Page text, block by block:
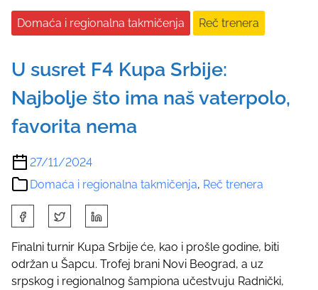
Domaća i regionalna takmičenja Reč trenera
U susret F4 Kupa Srbije:
Najbolje što ima naš vaterpolo,
favorita nema
27/11/2024
Domaća i regionalna takmičenja, Reč trenera
h
a
r
e
Finalni turnir Kupa Srbije će, kao i prošle godine, biti
održan u Šapcu. Trofej brani Novi Beograd, a uz
srpskog i regionalnog šampiona učestvuju Radnički,